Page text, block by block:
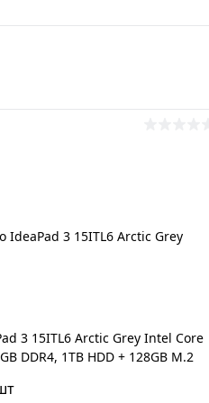
3 15ITL6 Arctic Grey Intel Core
DDR4, 1TB HDD + 128GB M.2
HD, WiFi, BT, Cam, DOS, Eng